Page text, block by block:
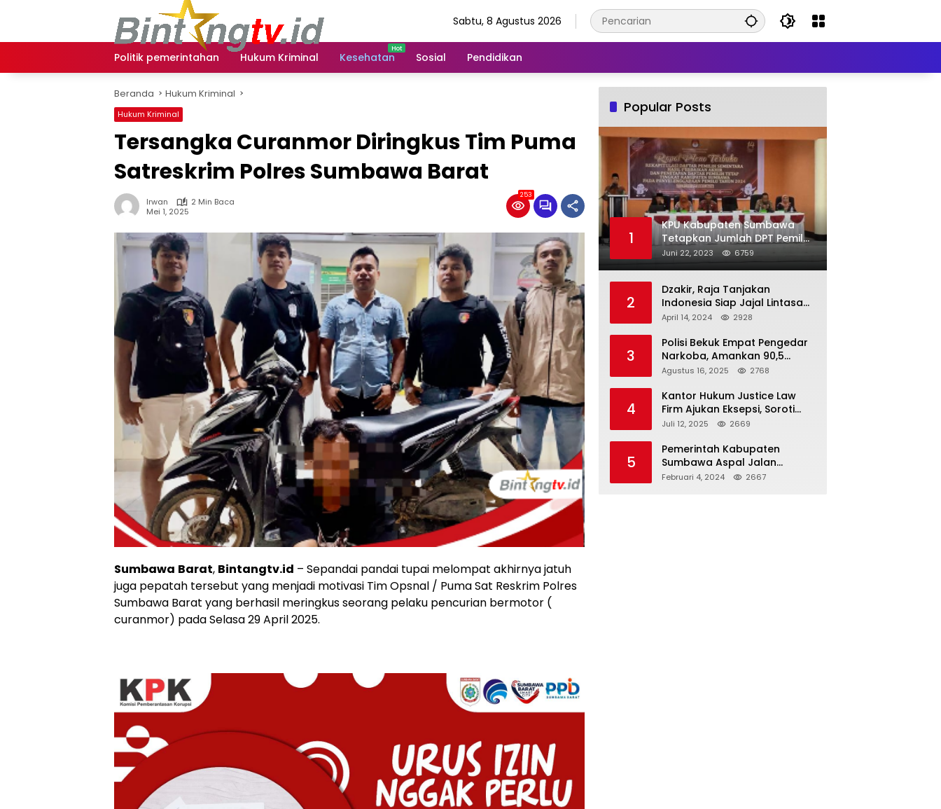
Sabtu, 8 Agustus 2026
Politik pemerintahan Hukum Kriminal Kesehatan Sosial Pendidikan
Beranda Hukum Kriminal
Hukum Kriminal
Tersangka Curanmor Diringkus Tim Puma
Satreskrim Polres Sumbawa Barat
Irwan
2 Min Baca
Mei 1, 2025
253
Sumbawa Barat, Bintangtv.id – Sepandai pandai tupai melompat akhirnya jatuh
juga pepatah tersebut yang menjadi motivasi Tim Opsnal / Puma Sat Reskrim Polres
Sumbawa Barat yang berhasil meringkus seorang pelaku pencurian bermotor (
curanmor) pada Selasa 29 April 2025.
Popular Posts
1
KPU Kabupaten Sumbawa
Tetapkan Jumlah DPT Pemilu
2024 Sebanyak 367.987
Pemilih
Juni 22, 2023 6759
2
Dzakir, Raja Tanjakan
Indonesia Siap Jajal Lintasan
Seloto Bersama DR Zul,
April 14, 2024 2928
3
Polisi Bekuk Empat Pengedar
Narkoba, Amankan 90,5
Gram Sabu dari Dalam Mobil
Agustus 16, 2025 2768
4
Kantor Hukum Justice Law
Firm Ajukan Eksepsi, Soroti
Peran BNI dalam Kasus KUR
Juli 12, 2025 2669
5
Pemerintah Kabupaten
Sumbawa Aspal Jalan
Simpang Sebasang-Batu
Februari 4, 2024 2667